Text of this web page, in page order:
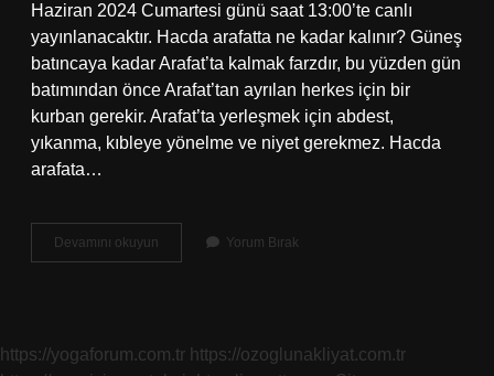
Haziran 2024 Cumartesi günü saat 13:00’te canlı
yayınlanacaktır. Hacda arafatta ne kadar kalınır? Güneş
batıncaya kadar Arafat’ta kalmak farzdır, bu yüzden gün
batımından önce Arafat’tan ayrılan herkes için bir
kurban gerekir. Arafat’ta yerleşmek için abdest,
yıkanma, kıbleye yönelme ve niyet gerekmez. Hacda
arafata…
Devamını okuyun
Ne
Yorum Bırak
https://yogaforum.com.tr https://ozoglunakliyat.com.tr